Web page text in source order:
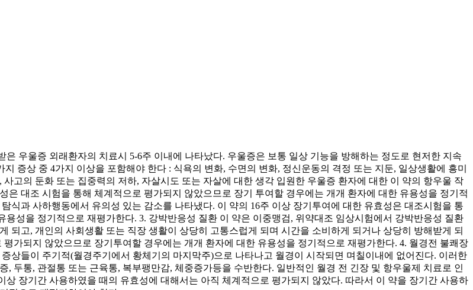
우울증 외래환자의 치료시 5-6주 이내에 나타났다. 우울증은 보통 일상 기능을 방해하는 정도로 현저한 지속
증상 중 4가지 이상을 포함해야 한다 : 식욕의 변화, 수면의 변화, 정신운동의 격정 또는 지둔, 일상생활에 흥미
고의 둔화 또는 집중력의 저하, 자살시도 또는 자살에 대한 생각 입원한 우울증 환자에 대한 이 약의 항우울 작
대조 시험을 통해 체계적으로 평가되지 않았으므로 장기 투여할 경우에는 개개 환자에 대한 유용성을 정기적
식과 사하행동에서 유의성 있는 감소를 나타냈다. 이 약의 16주 이상 장기투여에 대한 유효성은 대조시험을 통
성을 정기적으로 재평가한다. 3. 강박반응성 질환 이 약은 이중맹검, 위약대조 임상시험에서 강박반응성 질환
되고, 개인의 사회생활 또는 직장 생활이 상당히 고통스럽게 되며 시간을 소비하게 되거나 상당히 방해받게 되
가되지 않았으므로 장기투여할 경우에는 개개 환자에 대한 유용성을 정기적으로 재평가한다. 4. 월경전 불쾌장
상들이 주기적(월경주기에서 황체기의 마지막주)으로 나타나고 월경이 시작되면 며칠이내에 없어진다. 이러한
두통, 관절통 또는 근육통, 복부팽만감, 체중증가등을 수반한다. 일반적인 월경 전 긴장 및 항우울제 치료로 인
장기간 사용하였을 때의 유효성에 대해서는 아직 체계적으로 평가되지 않았다. 따라서 이 약을 장기간 사용하